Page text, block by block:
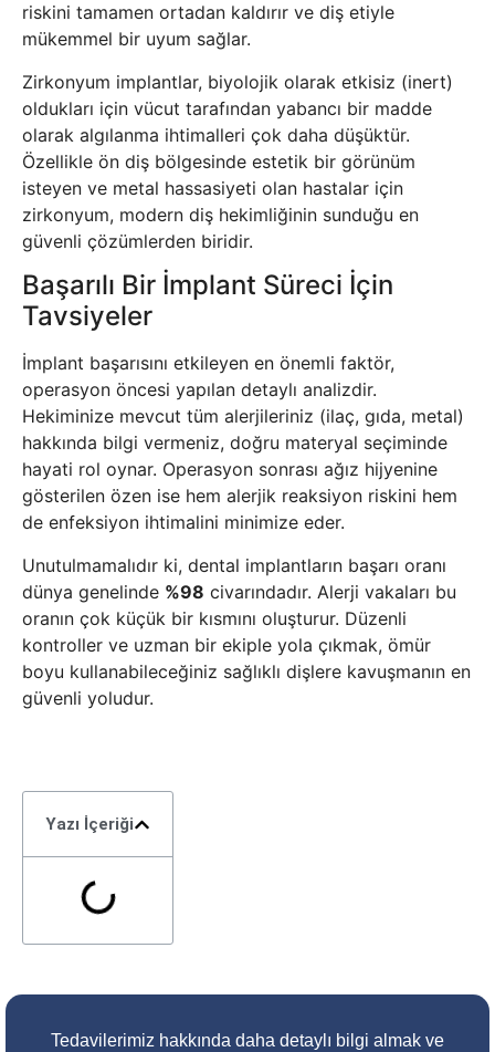
riskini tamamen ortadan kaldırır ve diş etiyle
mükemmel bir uyum sağlar.
Zirkonyum implantlar, biyolojik olarak etkisiz (inert)
oldukları için vücut tarafından yabancı bir madde
olarak algılanma ihtimalleri çok daha düşüktür.
Özellikle ön diş bölgesinde estetik bir görünüm
isteyen ve metal hassasiyeti olan hastalar için
zirkonyum, modern diş hekimliğinin sunduğu en
güvenli çözümlerden biridir.
Başarılı Bir İmplant Süreci İçin
Tavsiyeler
İmplant başarısını etkileyen en önemli faktör,
operasyon öncesi yapılan detaylı analizdir.
Hekiminize mevcut tüm alerjileriniz (ilaç, gıda, metal)
hakkında bilgi vermeniz, doğru materyal seçiminde
hayati rol oynar. Operasyon sonrası ağız hijyenine
gösterilen özen ise hem alerjik reaksiyon riskini hem
de enfeksiyon ihtimalini minimize eder.
Unutulmamalıdır ki, dental implantların başarı oranı
dünya genelinde %98 civarındadır. Alerji vakaları bu
oranın çok küçük bir kısmını oluşturur. Düzenli
kontroller ve uzman bir ekiple yola çıkmak, ömür
boyu kullanabileceğiniz sağlıklı dişlere kavuşmanın en
güvenli yoludur.
Yazı İçeriği
Tedavilerimiz hakkında daha detaylı bilgi almak ve